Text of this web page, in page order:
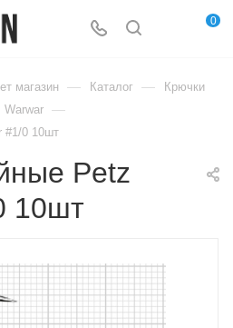
0
магазин — Каталог — Крючки
Warwar —
#1/0 10шт
Petz
10шт